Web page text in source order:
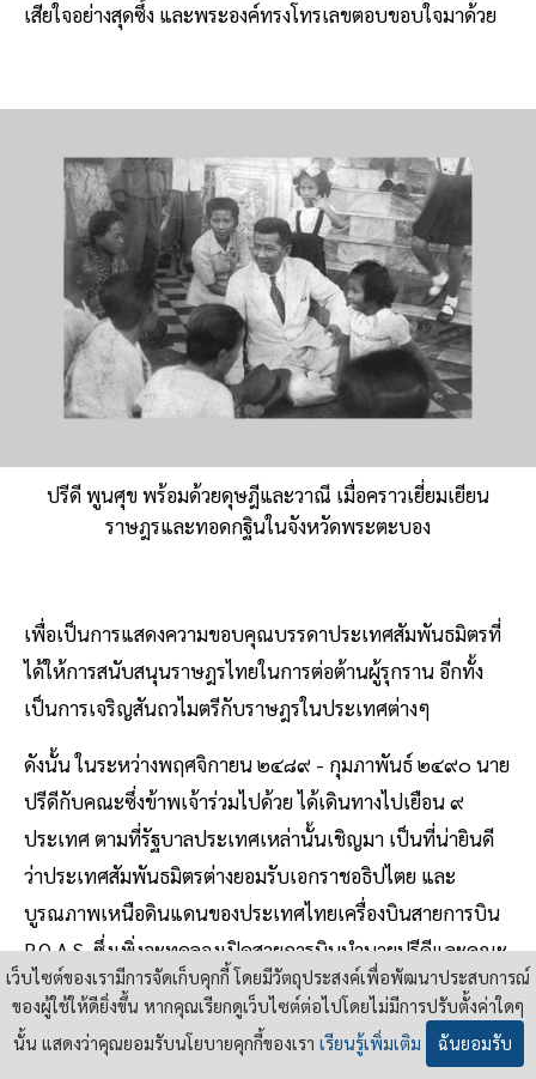
เสียใจอย่างสุดซึ้ง และพระองค์ทรงโทรเลขตอบขอบใจมาด้วย
ปรีดี พูนศุข พร้อมด้วยดุษฎีและวาณี เมื่อคราวเยี่ยมเยียน
ราษฎรและทอดกฐินในจังหวัดพระตะบอง
เพื่อเป็นการแสดงความขอบคุณบรรดาประเทศสัมพันธมิตรที่
ได้ให้การสนับสนุนราษฎรไทยในการต่อต้านผู้รุกราน อีกทั้ง
เป็นการเจริญสันถวไมตรีกับราษฎรในประเทศต่างๆ
ดังนั้น ในระหว่างพฤศจิกายน ๒๔๘๙ - กุมภาพันธ์ ๒๔๙๐ นาย
ปรีดีกับคณะซึ่งข้าพเจ้าร่วมไปด้วย ได้เดินทางไปเยือน ๙
ประเทศ ตามที่รัฐบาลประเทศเหล่านั้นเชิญมา เป็นที่น่ายินดี
ว่าประเทศสัมพันธมิตรต่างยอมรับเอกราชอธิปไตย และ
บูรณภาพเหนือดินแดนของประเทศไทยเครื่องบินสายการบิน
P.O.A.S. ซึ่งเพิ่งจะทดลองเปิดสายการบินนำนายปรีดีและคณะ
ไปเยือนสาธารณรัฐจีนเป็นประเทศแรก
ที่กรุงนานกิงนครหลวงนายพลเจียงไคเช็กกับมาดามซ่ง
เว็บไซต์ของเรามีการจัดเก็บคุกกี้ โดยมีวัตถุประสงค์เพื่อพัฒนาประสบการณ์
ของผู้ใช้ให้ดียิ่งขึ้น หากคุณเรียกดูเว็บไซต์ต่อไปโดยไม่มีการปรับตั้งค่าใดๆ
นั้น แสดงว่าคุณยอมรับนโยบายคุกกี้ของเรา เรียนรู้เพิ่มเติม ฉันยอมรับ